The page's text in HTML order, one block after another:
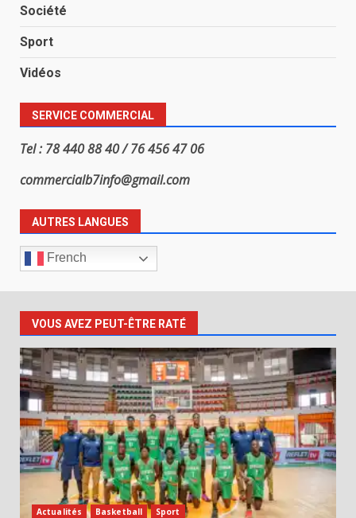
Société
Sport
Vidéos
SERVICE COMMERCIAL
Tel : 78 440 88 40 / 76 456 47 06
commercialb7info@gmail.com
AUTRES LANGUES
French
VOUS AVEZ PEUT-ÊTRE RATÉ
Actualités Basketball Sport